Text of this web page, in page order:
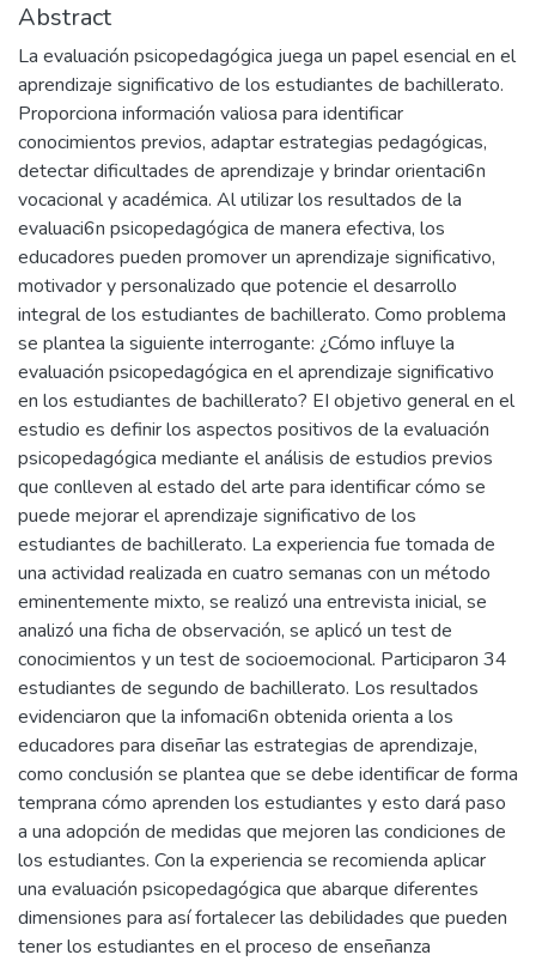
Abstract
La evaluación psicopedagógica juega un papel esencial en el
aprendizaje significativo de los estudiantes de bachillerato.
Proporciona información valiosa para identificar
conocimientos previos, adaptar estrategias pedagógicas,
detectar dificultades de aprendizaje y brindar orientaci6n
vocacional y académica. Al utilizar los resultados de la
evaluaci6n psicopedagógica de manera efectiva, los
educadores pueden promover un aprendizaje significativo,
motivador y personalizado que potencie el desarrollo
integral de los estudiantes de bachillerato. Como problema
se plantea la siguiente interrogante: ¿Cómo influye la
evaluación psicopedagógica en el aprendizaje significativo
en los estudiantes de bachillerato? EI objetivo general en el
estudio es definir los aspectos positivos de la evaluación
psicopedagógica mediante el análisis de estudios previos
que conlleven al estado del arte para identificar cómo se
puede mejorar el aprendizaje significativo de los
estudiantes de bachillerato. La experiencia fue tomada de
una actividad realizada en cuatro semanas con un método
eminentemente mixto, se realizó una entrevista inicial, se
analizó una ficha de observación, se aplicó un test de
conocimientos y un test de socioemocional. Participaron 34
estudiantes de segundo de bachillerato. Los resultados
evidenciaron que la infomaci6n obtenida orienta a los
educadores para diseñar las estrategias de aprendizaje,
como conclusión se plantea que se debe identificar de forma
temprana cómo aprenden los estudiantes y esto dará paso
a una adopción de medidas que mejoren las condiciones de
los estudiantes. Con la experiencia se recomienda aplicar
una evaluación psicopedagógica que abarque diferentes
dimensiones para así fortalecer las debilidades que pueden
tener los estudiantes en el proceso de enseñanza